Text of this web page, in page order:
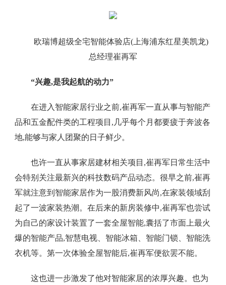
欧瑞博超级全宅智能体验店(上海浦东红星美凯龙)
总经理崔再军
“兴趣,是我起航的动力”
在进入智能家居行业之前,崔再军一直从事与智能产
品和五金配件类的工程项目,几乎每个月都要疲于奔波各
地,能够与家人团聚的日子鲜少。
也许一直从事家居建材相关项目,崔再军日常生活中
会特别关注最新兴的科技数码产品动态。很早之前,崔再
军就注意到智能家居作为一股消费新风尚,在家装领域刮
起了一波家装热潮。在后来的新房装修中,崔再军也尝试
为自己的家设计装置了一套全屋智能,囊括了市面上最火
爆的智能产品,智慧电视、智能冰箱、智能门锁、智能洗
衣机等。第一次体验全屋智能后,崔再军便欲罢不能。
这也进一步激发了他对智能家居的浓厚兴趣。也为